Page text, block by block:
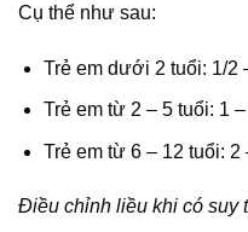
Cụ thể như sau:
Trẻ em dưới 2 tuổi: 1/2
Trẻ em từ 2 – 5 tuổi: 1
Trẻ em từ 6 – 12 tuổi: 2
Điều chỉnh liều khi có suy